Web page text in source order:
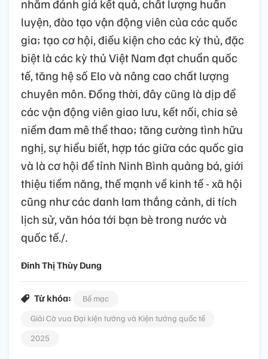
nhằm đánh giá kết quả, chất lượng huấn
luyện, đào tạo vận động viên của các quốc
gia; tạo cơ hội, điều kiện cho các kỳ thủ, đặc
biệt là các kỳ thủ Việt Nam đạt chuẩn quốc
tế, tăng hệ số Elo và nâng cao chất lượng
chuyên môn. Đồng thời, đây cũng là dịp để
các vận động viên giao lưu, kết nối, chia sẻ
niềm đam mê thể thao; tăng cường tình hữu
nghị, sự hiểu biết, hợp tác giữa các quốc gia
và là cơ hội để tỉnh Ninh Bình quảng bá, giới
thiệu tiềm năng, thế mạnh về kinh tế - xã hội
cũng như các danh lam thắng cảnh, di tích
lịch sử, văn hóa tới bạn bè trong nước và
quốc tế./.
Đinh Thị Thùy Dung
Từ khóa:
Bế mạc
Giải Cờ vua Đại kiện tướng và Kiện tướng quốc tế
2025